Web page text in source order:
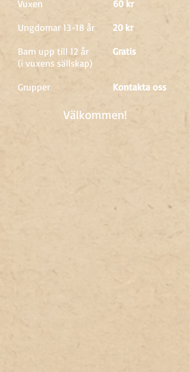
Vuxen
Ungdomar 13-18 år
Barn upp till 12 år
(i vuxens sällskap)
Grupper
60 kr
20 kr
Gratis
Kontakta oss
Välkommen!